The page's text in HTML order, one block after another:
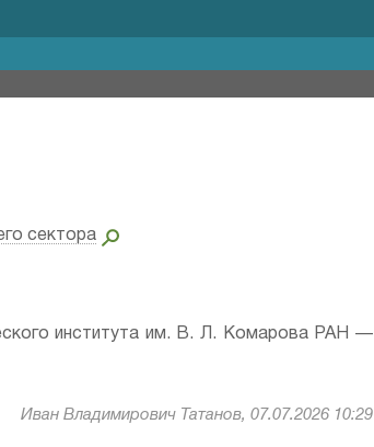
сектора
института им. В. Л. Комарова РАН —
Иван Владимирович Татанов, 07.07.2026 10:29